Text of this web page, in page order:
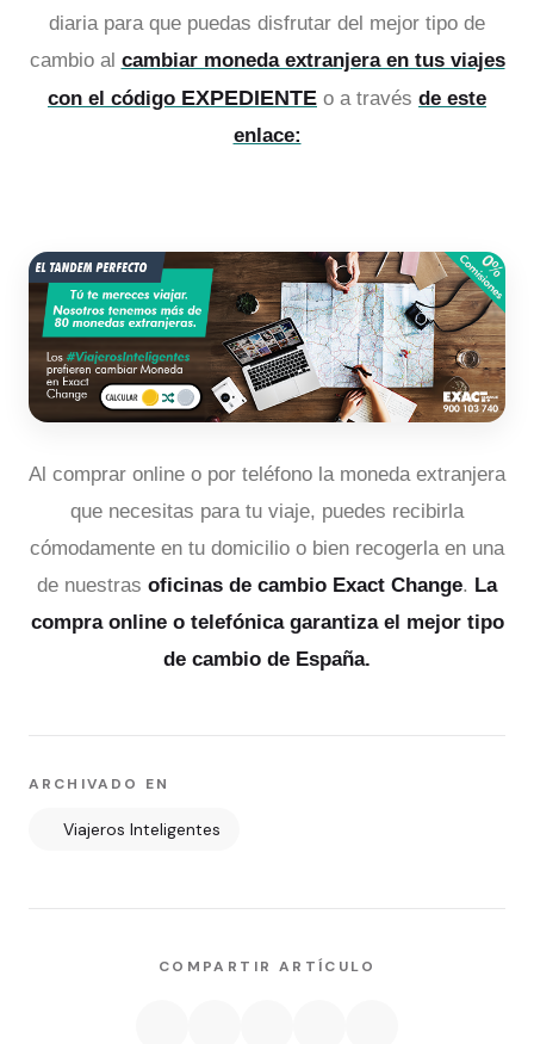
diaria para que puedas disfrutar del mejor tipo de
cambio al cambiar moneda extranjera en tus viajes
con el código EXPEDIENTE o a través de este
enlace:
Al comprar online o por teléfono la moneda extranjera
que necesitas para tu viaje, puedes recibirla
cómodamente en tu domicilio o bien recogerla en una
de nuestras oficinas de cambio Exact Change. La
compra online o telefónica garantiza el mejor tipo
de cambio de España.
ARCHIVADO EN
Viajeros Inteligentes
COMPARTIR ARTÍCULO